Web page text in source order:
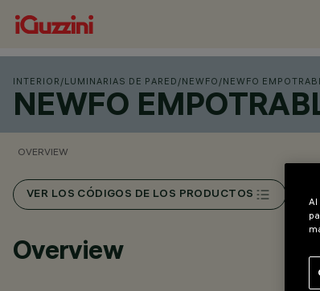
INTERIOR /LUMINARIAS DE PARED /NEWFO /NEWFO
NEWFO
OVERVIEW
VER LOS CÓDIGOS DE LOS PRODUCTOS
Overview
Al